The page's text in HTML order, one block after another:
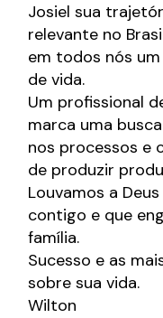
Josiel sua
relevante no
em todos nós
de vida.
Um profissional
marca uma
nos processos e
de produzir
Louvamos a
contigo e que
família.
Sucesso e as
sobre sua vida.
Wilton